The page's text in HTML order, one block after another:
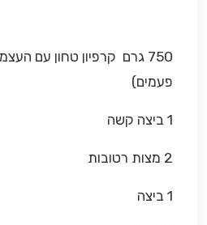
פעמים)
1 ביצה קשה
2 מצות רטובות
1 ביצה